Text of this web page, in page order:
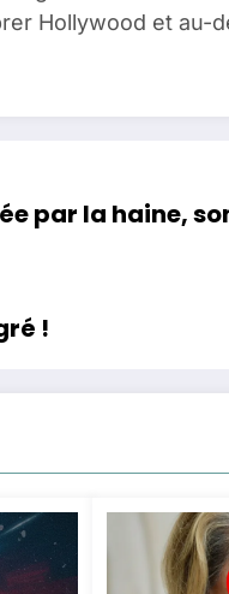
Hollywood et au-
par la haine,
!